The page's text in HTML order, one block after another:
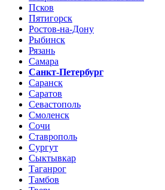
Псков
Пятигорск
Ростов-на-Дону
Рыбинск
Рязань
Самара
Санкт-Петербург
Саранск
Саратов
Севастополь
Смоленск
Сочи
Ставрополь
Сургут
Сыктывкар
Таганрог
Тамбов